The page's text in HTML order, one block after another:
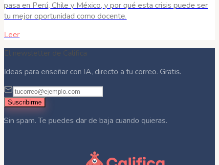
pasa en Perú, Chile y México, y por qué esta crisis puede ser
tu mejor oportunidad como docente.
Leer
El newsletter de Califica
Ideas para enseñar con IA, directo a tu correo. Gratis.
Suscribirme
Sin spam. Te puedes dar de baja cuando quieras.